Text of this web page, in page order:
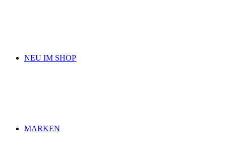
NEU IM SHOP
MARKEN